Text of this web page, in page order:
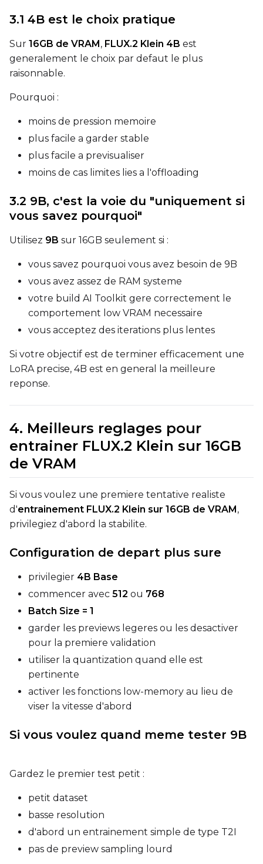
Sample Steps
Height
Seed
Toggle
Advanced Sampling
ToggleSkip First Sample
Skip First Sample
Toggle Force First
Force First Sample
Sample Prompts (10)
Width
Prompt
3.1 4B est le choix pratique
Sur 16GB de VRAM , FLUX.2 Klein 4B est
generalement le choix par defaut le plus
raisonnable.
Pourquoi :
moins de pression memoire
plus facile a garder stable
plus facile a previsualiser
moins de cas limites lies a l'offloading
3.2 9B, c'est la voie du "uniquement si
vous savez pourquoi"
Utilisez 9B sur 16GB seulement si :
vous savez pourquoi vous avez besoin de 9B
vous avez assez de RAM systeme
votre build AI Toolkit gere correctement le
comportement low VRAM necessaire
vous acceptez des iterations plus lentes
Si votre objectif est de terminer efficacement une
LoRA precise, 4B est en general la meilleure
reponse.
4. Meilleurs reglages pour
entrainer FLUX.2 Klein sur 16GB
de VRAM
Si vous voulez une premiere tentative realiste
d'entrainement FLUX.2 Klein sur 16GB de VRAM,
privilegiez d'abord la stabilite.
Configuration de depart plus sure
privilegier 4B Base
commencer avec 512 ou 768
Batch Size = 1
garder les previews legeres ou les desactiver
pour la premiere validation
utiliser la quantization quand elle est
pertinente
activer les fonctions low-memory au lieu de
viser la vitesse d'abord
Si vous voulez quand meme tester 9B
Gardez le premier test petit :
petit dataset
basse resolution
d'abord un entrainement simple de type T2I
pas de preview sampling lourd